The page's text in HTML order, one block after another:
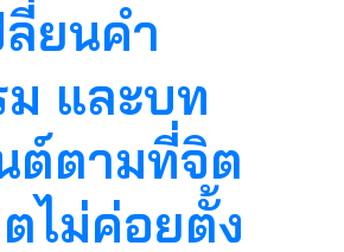
ยนคำ
และบท
ต์ตามที่จิต
ไม่ค่อยตั้ง